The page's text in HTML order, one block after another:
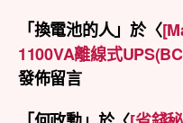
「換電池的人」於〈
1100VA離線式
發佈留言